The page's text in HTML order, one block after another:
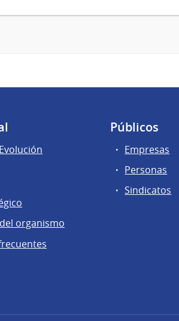
organismo
Públicos
Empresas
Personas
Sindicatos